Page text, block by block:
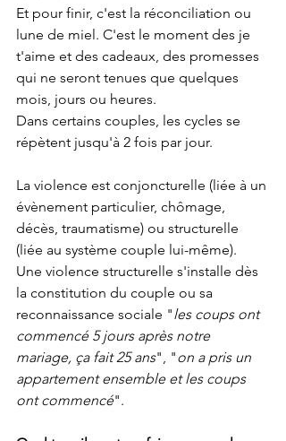
Et pour finir, c'est la réconciliation ou
lune de miel. C'est le moment des je
t'aime et des cadeaux, des promesses
qui ne seront tenues que quelques
mois, jours ou heures.
Dans certains couples, les cycles se
répètent jusqu'à 2 fois par jour.
La violence est conjoncturelle (liée à un
évènement particulier, chômage,
décès, traumatisme) ou structurelle
(liée au système couple lui-même).
Une violence structurelle s'installe dès
la constitution du couple ou sa
reconnaissance sociale "les coups ont
commencé 5 jours après notre
mariage, ça fait 25 ans", "on a pris un
appartement ensemble et les coups
ont commencé".